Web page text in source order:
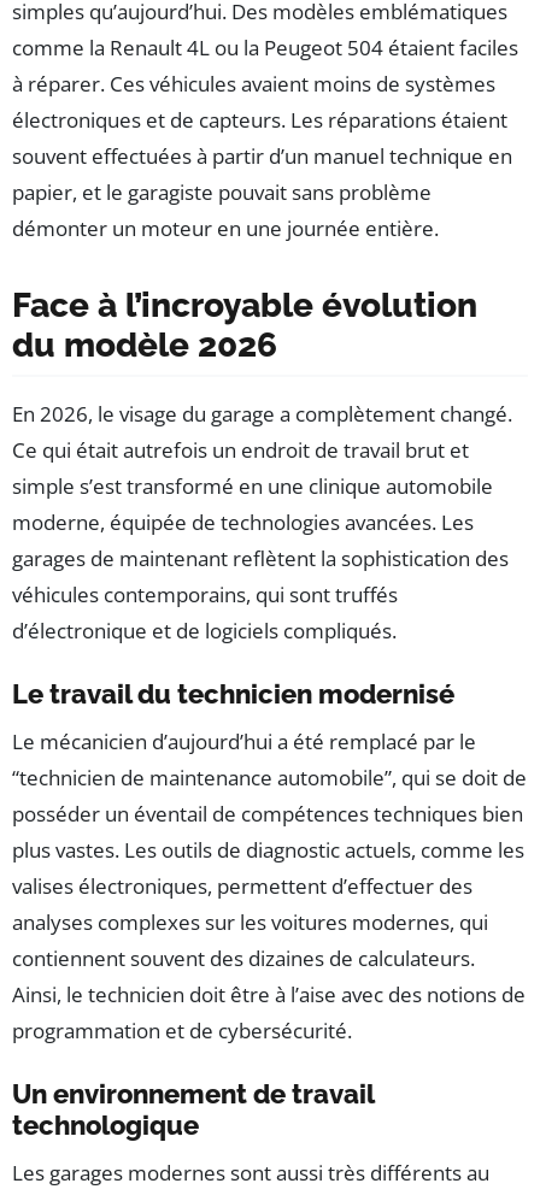
simples qu’aujourd’hui. Des modèles emblématiques
comme la Renault 4L ou la Peugeot 504 étaient faciles
à réparer. Ces véhicules avaient moins de systèmes
électroniques et de capteurs. Les réparations étaient
souvent effectuées à partir d’un manuel technique en
papier, et le garagiste pouvait sans problème
démonter un moteur en une journée entière.
Face à l’incroyable évolution
du modèle 2026
En 2026, le visage du garage a complètement changé.
Ce qui était autrefois un endroit de travail brut et
simple s’est transformé en une clinique automobile
moderne, équipée de technologies avancées. Les
garages de maintenant reflètent la sophistication des
véhicules contemporains, qui sont truffés
d’électronique et de logiciels compliqués.
Le travail du technicien modernisé
Le mécanicien d’aujourd’hui a été remplacé par le
“technicien de maintenance automobile”, qui se doit de
posséder un éventail de compétences techniques bien
plus vastes. Les outils de diagnostic actuels, comme les
valises électroniques, permettent d’effectuer des
analyses complexes sur les voitures modernes, qui
contiennent souvent des dizaines de calculateurs.
Ainsi, le technicien doit être à l’aise avec des notions de
programmation et de cybersécurité.
Un environnement de travail
technologique
Les garages modernes sont aussi très différents au